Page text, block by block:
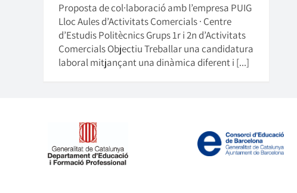
Proposta de col·laboració amb l’empresa PUIG
Lloc Aules d’Activitats Comercials · Centre
d’Estudis Politècnics Grups 1r i 2n d’Activitats
Comercials Objectiu Treballar una candidatura
laboral mitjançant una dinàmica diferent i [...]